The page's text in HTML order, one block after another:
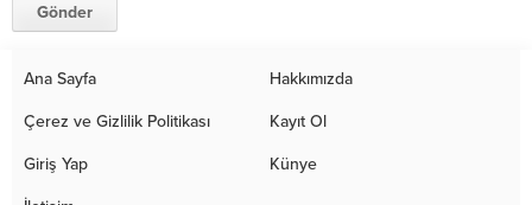
Ana Sayfa Hakkımızda
Çerez ve Gizlilik Politikası Kayıt Ol
Giriş Yap Künye